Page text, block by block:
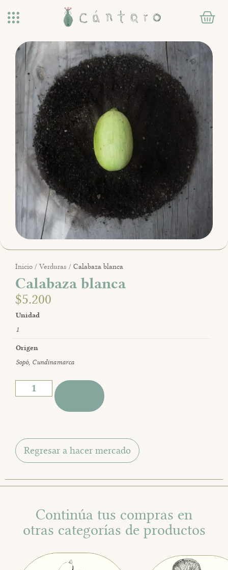
Inicio / Verduras / Calabaza blanca
Calabaza blanca
$5.200
Unidad
1
Origen
Sopó, Cundinamarca
Continúa tus compras en
otras categorías de productos